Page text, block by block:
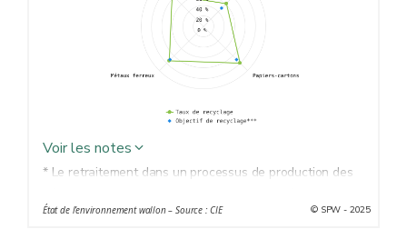
Voir les notes
* Le retraitement dans un processus de production des
fins, y compris le recyclage organique, mais à l'exclusion
État de l’environnement wallon – Source : CIE © SPW - 2025